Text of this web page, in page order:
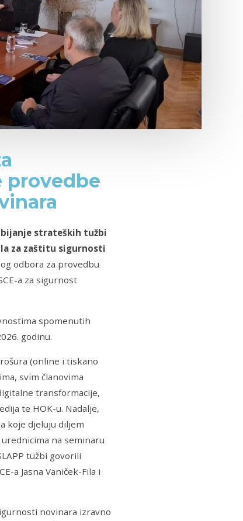
provedbe
strateških tužbi
za zaštitu sigurnosti
odbora za provedbu
a za sigurnost
spomenutih
godinu.
(online i tiskano
svim članovima
transformacije,
te HOK-u. Nadalje,
koje djeluju diljem
na seminaru
tužbi govorili
a Jasna Vaniček-Fila i
novinara izravno